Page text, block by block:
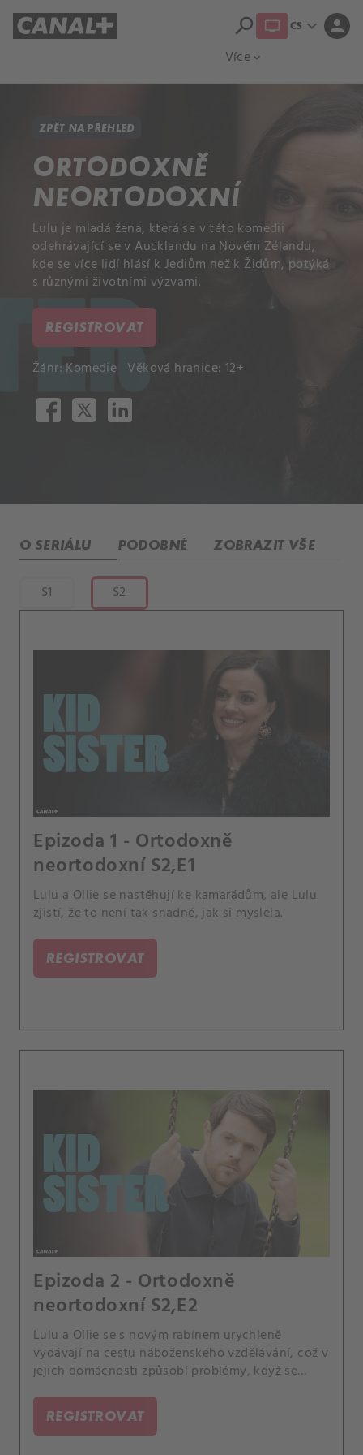
Více expand_more
search CS expand_more person
ZPĚT NA PŘEHLED
ORTODOXNĚ
NEORTODOXNÍ
Lulu je mladá žena, která se v této komedii
odehrávající se v Aucklandu na Novém Zélandu,
kde se více lidí hlásí k Jediům než k Židům, potýká
s různými životními výzvami.
REGISTROVAT
Žánr:Komedie Věková hranice: 12+
O SERIÁLU PODOBNÉ ZOBRAZIT VŠE
S1 S2
Epizoda 1 - Ortodoxně
neortodoxní S2,E1
Lulu a Ollie se nastěhují ke kamarádům, ale Lulu
zjistí, že to není tak snadné, jak si myslela.
REGISTROVAT
Epizoda 2 - Ortodoxně
neortodoxní S2,E2
Lulu a Ollie se s novým rabínem urychleně
vydávají na cestu náboženského vzdělávání, což v
jejich domácnosti způsobí problémy, když se
REGISTROVAT